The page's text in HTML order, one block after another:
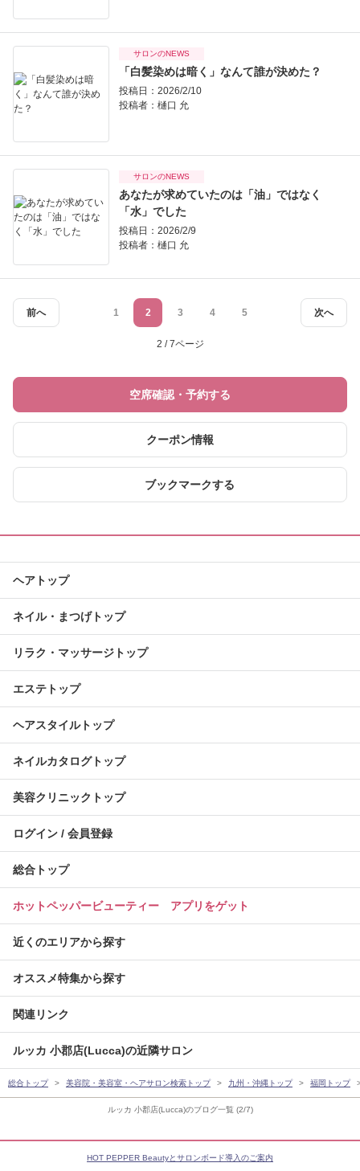
ルッカ 小郡店(Lucca)のブログ一覧 (2/7)
サロンのNEWS
「白髪染めは暗く」なんて誰が決めた？
投稿日：2026/2/10
投稿者： 樋口 允
サロンのNEWS
あなたが求めていたのは「油」ではなく
「水」でした
投稿日：2026/2/9
投稿者： 樋口 允
前へ 次へ
1 2 3 4 5
2 / 7ページ
空席確認・予約する
クーポン情報
ブックマークする
ヘアトップ
ネイル・まつげトップ
リラク・マッサージトップ
エステトップ
ヘアスタイルトップ
ネイルカタログトップ
美容クリニックトップ
ログイン / 会員登録
総合トップ
ホットペッパービューティー アプリをゲット
近くのエリアから探す
オススメ特集から探す
関連リンク
ルッカ 小郡店(Lucca)の近隣サロン
総合トップ 美容院・美容室・ヘアサロン検索トップ 九州・沖縄トップ 福岡トップ
HOT PEPPER Beautyとサロンボード導入のご案内